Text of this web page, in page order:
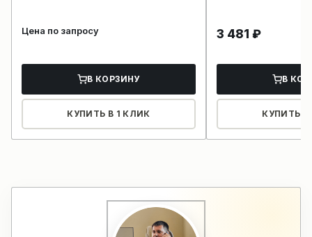
Цена по запросу
В КОРЗИНУ
КУПИТЬ В 1 КЛИК
3 481 ₽
В
КУПИТЬ В